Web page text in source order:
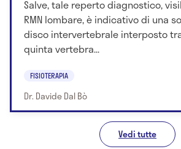
Salve, tale reperto diagnostico,
RMN lombare, è indicativo di una
disco intervertebrale interposto
quinta vertebra...
FISIOTERAPIA
Dr. Davide Dal Bò
Vedi tutte